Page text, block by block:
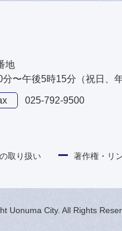
地
〜午後5時15分（祝日、年
025-792-9500
取り扱い 著作権・リ
Uonuma City. All Rights